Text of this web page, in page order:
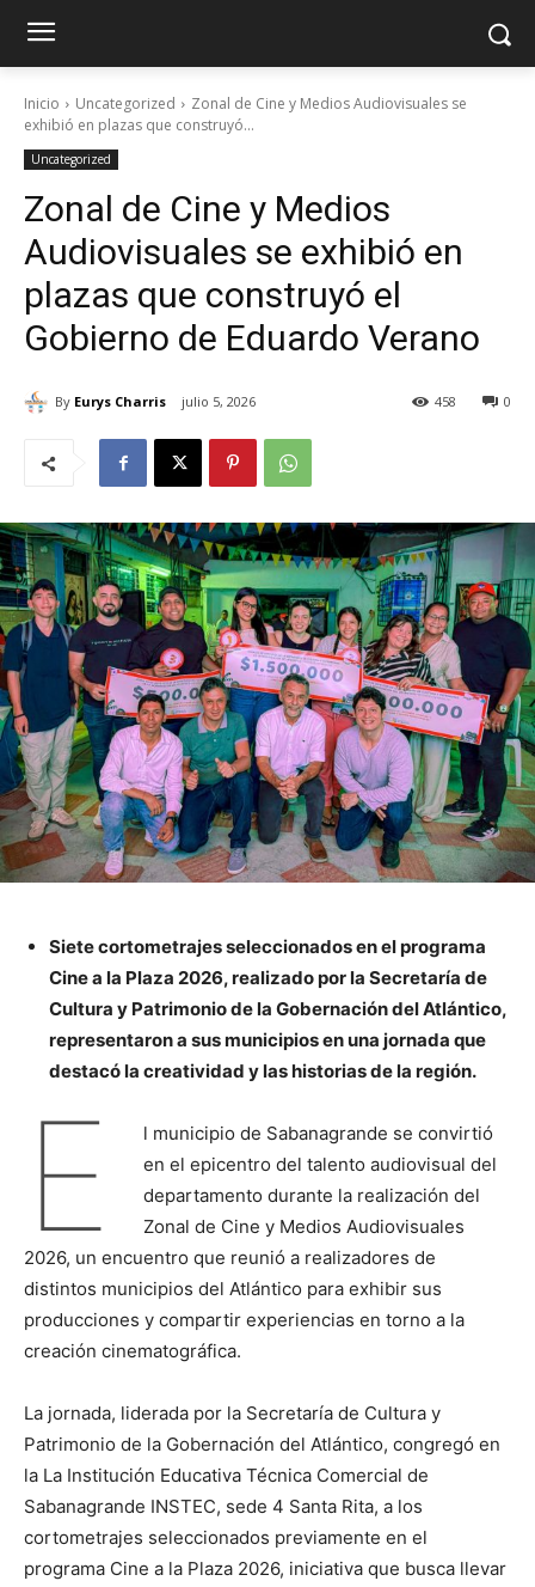
Inicio Uncategorized
Zonal de Cine y Medios Audiovisuales se
exhibió en plazas que construyó...
Uncategorized
Zonal de Cine y Medios
Audiovisuales se exhibió en
plazas que construyó el
Gobierno de Eduardo Verano
By Eurys Charris julio 5, 2026 0
458
Siete cortometrajes seleccionados en el programa
Cine a la Plaza 2026, realizado por la Secretaría de
Cultura y Patrimonio de la Gobernación del Atlántico,
representaron a sus municipios en una jornada que
destacó la creatividad y las historias de la región.
E
l municipio de Sabanagrande se convirtió
en el epicentro del talento audiovisual del
departamento durante la realización del
Zonal de Cine y Medios Audiovisuales
2026, un encuentro que reunió a realizadores de
distintos municipios del Atlántico para exhibir sus
producciones y compartir experiencias en torno a la
creación cinematográfica.
La jornada, liderada por la Secretaría de Cultura y
Patrimonio de la Gobernación del Atlántico, congregó en
la La Institución Educativa Técnica Comercial de
Sabanagrande INSTEC, sede 4 Santa Rita, a los
cortometrajes seleccionados previamente en el
programa Cine a la Plaza 2026, iniciativa que busca llevar